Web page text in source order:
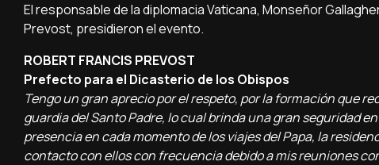
El responsable de la diplomacia Vaticana, Monseñor
Prevost, presidieron el evento.
ROBERT FRANCIS PREVOST
Prefecto para el Dicasterio de los Obispos
Tengo un gran aprecio por el respeto, por la formación que
guardia del Santo Padre, lo cual brinda una gran seguridad
presencia en cada momento de los viajes del Papa, la
contacto con ellos con frecuencia debido a mis reuniones